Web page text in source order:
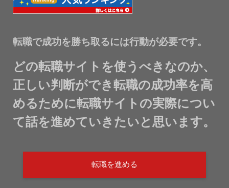
転職で成功を勝ち取るには行動が必要です。
どの転職サイトを使うべきなのか、
正しい判断ができ転職の成功率を高
めるために転職サイトの実際につい
て話を進めていきたいと思います。
転職を進める